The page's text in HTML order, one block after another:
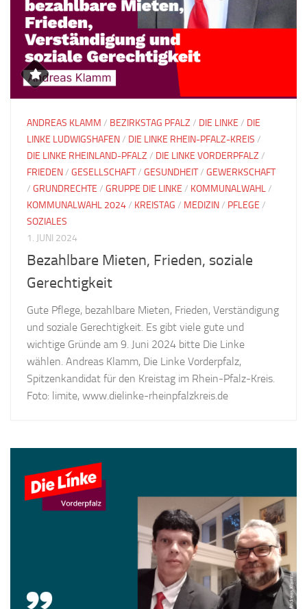
ANDREAS KLAMM / BEZIRKSTAG PFALZ / DIE LINKE / DIE
LINKE LUDWIGSHAFEN/ DIE LINKE RHEIN-PFALZ-KREIS /
DIE LINKE RHEINLAND-PFALZ / DIE LINKE VORDERPFALZ /
FRIEDEN/ GESELLSCHAFT/ GESUNDHEIT/ GEWERKSCHAFT
/ GRUNDRECHTE / GRUPPE DIE LINKE / KOMMUNALWAHL/
KOMMUNALWAHL 2024/ KREISTAG / MEDIZIN/ PFLEGE /
SOZIALES
1. JUNI 2024
Bezahlbare Mieten, Frieden, soziale
Gerechtigkeit
Gute Pflege, bezahlbare Mieten, Frieden, Verständigung
und soziale Gerechtigkeit. Es gibt viele gute und
wichtige Gründe am 9. Juni 2024 bitte Die Linke
wählen. Andreas Klamm, Die Linke Vorderpfalz,
Spitzenkandidat für den Kreistag im Rhein-Pfalz-Kreis.
Foto: limite, www.dielinke-rheinpfalzkreis.de